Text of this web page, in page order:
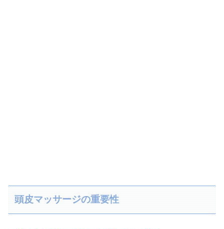
頭皮マッサージの重要性